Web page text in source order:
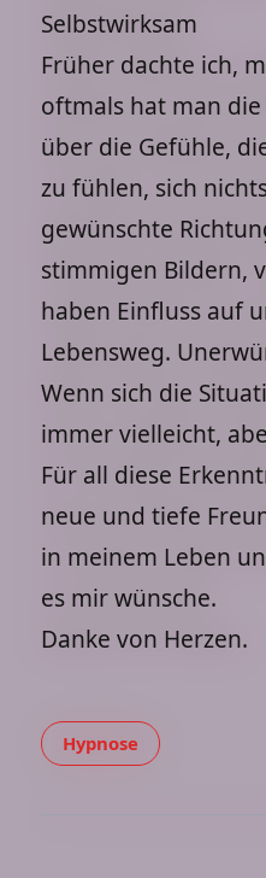
Selbstwirksam
Früher dachte ich,
oftmals hat man
über die Gefühle,
zu fühlen, sich
gewünschte
stimmigen Bildern,
haben Einfluss auf
Lebensweg.
Wenn sich die
immer vielleicht,
Für all diese
neue und tiefe
in meinem Leben
es mir wünsche.
Danke von Herzen.
Hypnose und
Hypnose